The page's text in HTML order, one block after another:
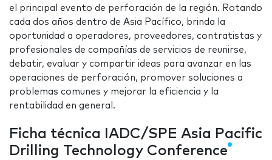
el principal evento de perforación de la región. Rotando
cada dos años dentro de Asia Pacífico, brinda la
oportunidad a operadores, proveedores, contratistas y
profesionales de compañías de servicios de reunirse,
debatir, evaluar y compartir ideas para avanzar en las
operaciones de perforación, promover soluciones a
problemas comunes y mejorar la eficiencia y la
rentabilidad en general.
Ficha técnica IADC/SPE Asia Pacific
Drilling Technology Conference